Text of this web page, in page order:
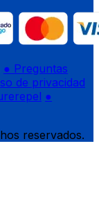
● Preguntas
de privacidad
●
reservados.